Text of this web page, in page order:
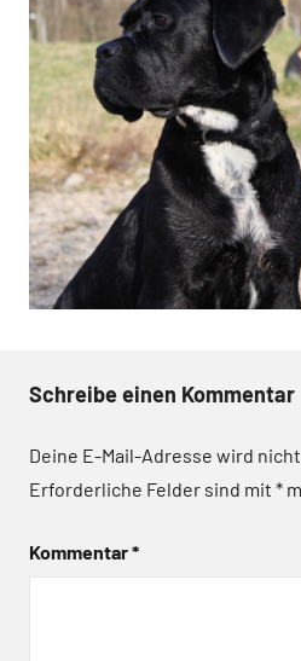
Schreibe einen Kommentar
Deine E-Mail-Adresse wird
Erforderliche Felder sind mit *
Kommentar*